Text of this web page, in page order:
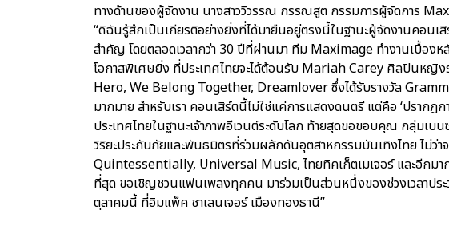
ทางด้านของผู้จัดงาน นางสาววิวรรณ กรรณสูต กรรมการผู้จัดการ
“ดิฉันรู้สึกเป็นเกียรติอย่างยิ่งที่ได้มายืนอยู่ตรงนี้ในฐานะผู้จัดงานคอน
สำคัญ โดยตลอดเวลากว่า 30 ปีที่ผ่านมา ทีม Maximage ทำงานเบื้อง
โอกาสพิเศษยิ่ง ที่ประเทศไทยจะได้ต้อนรับ Mariah Carey ศิลปินหญิง
Hero, We Belong Together, Dreamlover ซึ่งได้รับรางวัล
มากมาย สำหรับเรา คอนเสิร์ตนี้ไม่ใช่แค่การแสดงดนตรี แต่คือ ‘ปรา
ประเทศไทยในฐานะเจ้าภาพอีเวนต์ระดับโลก ท้ายสุดขอขอบคุณ กลุ่มเ
วิริยะประกันภัยและพันธมิตรที่ร่วมผลักดันอุตสาหกรรมบันเทิงไทย ไม่ว่า
Quintessentially, Universal Music, ไทยทิคเก็ตเมเจอร์ และอีกม
ที่สุด ขอเชิญชวนแฟนเพลงทุกคน มาร่วมเป็นส่วนหนึ่งของช่วงเวลาปร
ตุลาคมนี้ ที่อิมแพ็ค ชาเลนเจอร์ เมืองทองธานี”